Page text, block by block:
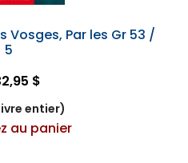
Vosges, Par les Gr 53 /
5
$
entier)
au panier